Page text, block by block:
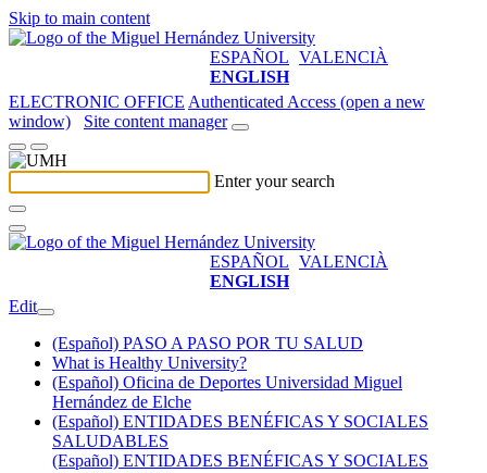
Skip to main content
ESPAÑOL VALENCIÀ
ENGLISH
ELECTRONIC OFFICE Authenticated Access (open a new
window)
Site content manager
Enter your search
ESPAÑOL VALENCIÀ
ENGLISH
Edit
(Español) PASO A PASO POR TU SALUD
What is Healthy University?
(Español) Oficina de Deportes Universidad Miguel
Hernández de Elche
(Español) ENTIDADES BENÉFICAS Y SOCIALES
SALUDABLES
(Español) ENTIDADES BENÉFICAS Y SOCIALES